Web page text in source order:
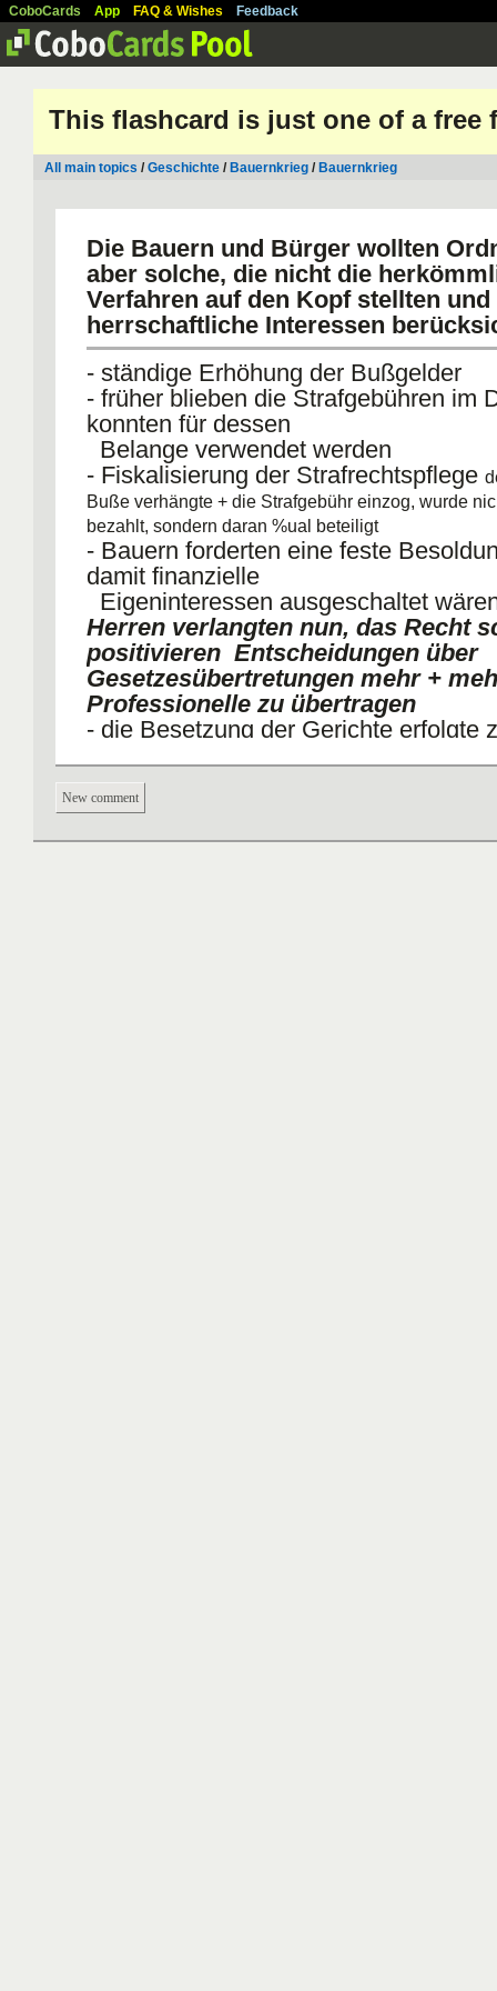
CoboCards App FAQ & Wishes Feedback
This flashcard is just one of a free
All main topics /Geschichte / Bauernkrieg / Bauernkrieg
Die Bauern und Bürger wollten
aber solche, die nicht die
Verfahren auf den Kopf stellten
herrschaftliche Interessen
- ständige Erhöhung der Bußgelder
- früher blieben die Strafgebühren im
konnten für dessen
Belange verwendet werden
- Fiskalisierung der Strafrechtspflege
Buße verhängte + die Strafgebühr einzog, wurde
bezahlt, sondern daran %ual beteiligt
- Bauern forderten eine feste
damit finanzielle
Eigeninteressen ausgeschaltet
Herren verlangten nun, das Recht
positivieren Entscheidungen über
Gesetzesübertretungen mehr +
Professionelle zu übertragen
- die Besetzung der Gerichte erfolgte
Obrigkeit
New comment